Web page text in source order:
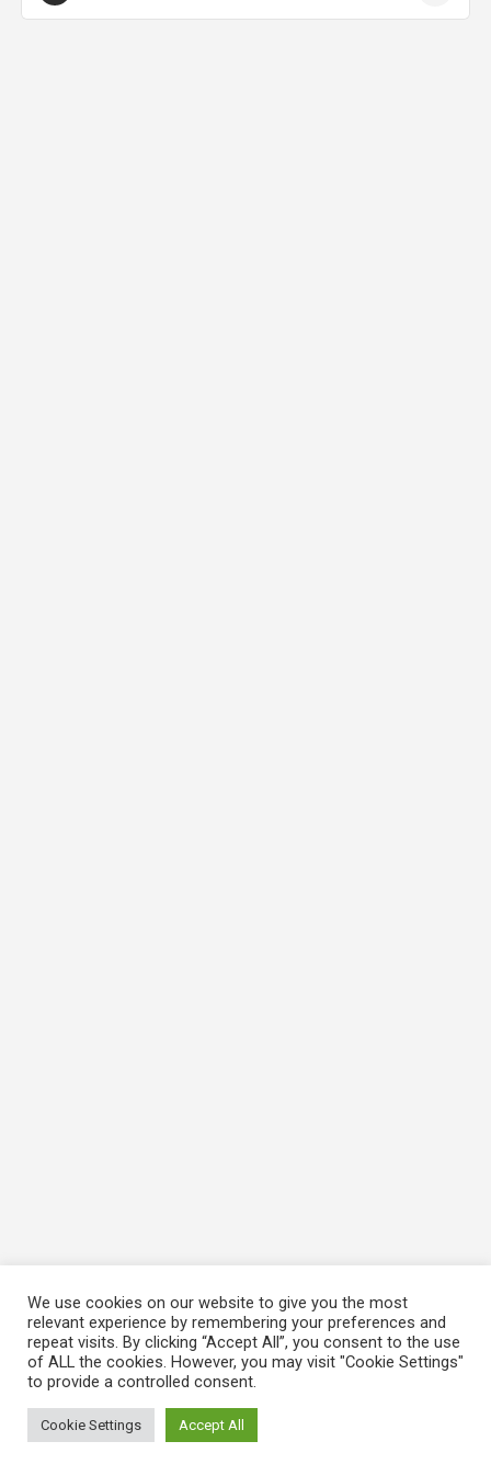
We use cookies on our website to give you the most
relevant experience by remembering your preferences and
repeat visits. By clicking “Accept All”, you consent to the use
of ALL the cookies. However, you may visit "Cookie Settings"
to provide a controlled consent.
Cookie Settings Accept All